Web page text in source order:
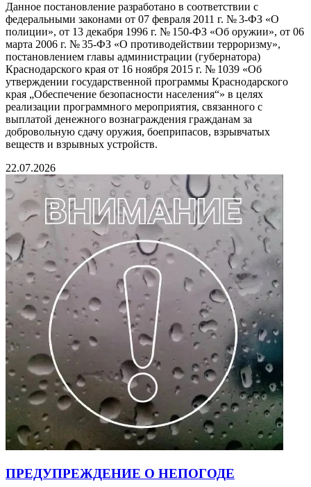
Данное постановление разработано в соответствии с
федеральными законами от 07 февраля 2011 г. № 3‑ФЗ «О
полиции», от 13 декабря 1996 г. № 150‑ФЗ «Об оружии», от 06
марта 2006 г. № 35‑ФЗ «О противодействии терроризму»,
постановлением главы администрации (губернатора)
Краснодарского края от 16 ноября 2015 г. № 1039 «Об
утверждении государственной программы Краснодарского
края „Обеспечение безопасности населения“» в целях
реализации программного мероприятия, связанного с
выплатой денежного вознаграждения гражданам за
добровольную сдачу оружия, боеприпасов, взрывчатых
веществ и взрывных устройств.
22.07.2026
ПРЕДУПРЕЖДЕНИЕ О НЕПОГОДЕ